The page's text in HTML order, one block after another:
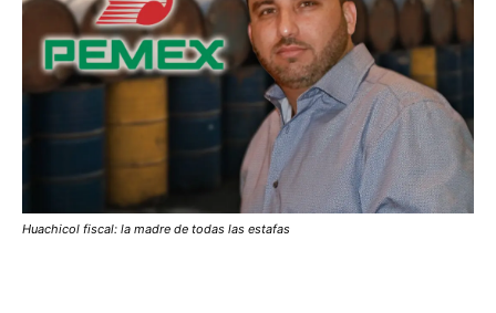
Huachicol fiscal: la madre de todas las estafas